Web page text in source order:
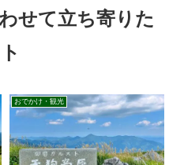
せて立ち寄りた
おでかけ・観光